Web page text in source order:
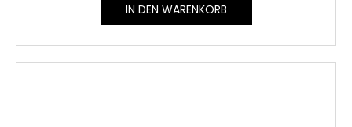
IN DEN WARENKORB